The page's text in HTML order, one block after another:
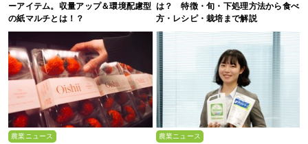
ーアイテム。収量アップ＆環境配慮型
の紙マルチとは！？
は？ 特徴・旬・下処理方法から食べ
方・レシピ・栽培まで解説
農業ニュース 農業ニュース